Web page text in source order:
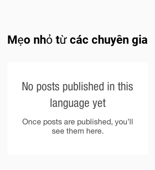
Mẹo nhỏ từ các chuyên gia
No posts published in this
language yet
Once posts are published, you’ll
see them here.